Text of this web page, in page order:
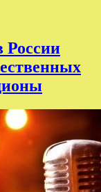
России